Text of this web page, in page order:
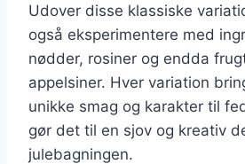
Udover disse klassiske
også eksperimentere med
nødder, rosiner og endda
appelsiner. Hver variation
unikke smag og karakter til
gør det til en sjov og kreativ
julebagningen.